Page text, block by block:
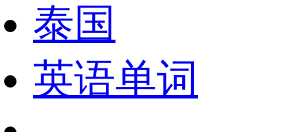
泰国
英语单词